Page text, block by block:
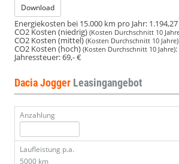
Download
Energiekosten bei 15.000 km pro Jahr:
CO2 Kosten (niedrig) (Kosten Durchschnitt 10
CO2 Kosten (mittel)(Kosten Durchschnitt 10 Jahre)
CO2 Kosten (hoch) (Kosten Durchschnitt 10 Jahre):
Jahressteuer:69,- €
Dacia Jogger Leasingangebot
Anzahlung
Laufleistung p.a.
5000 km